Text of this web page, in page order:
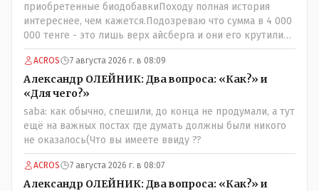
приобретенные биодобавкиПоходу полная история
интереснее, чем кажется.Подозреваю что сумма в 4 000
000 тенге - это лишь верх айсберга и они его крутили
по полной за эти биодобавки.
ACROS 7 августа 2026 г. в 08:09
Александр ОЛЕЙНИК: Два вопроса: «Как?» и
«Для чего?»
saba: как обычно, спешили, до конца не продумали, а тут
ещё на важных постах где думать должны были никого
не оказалось(Что вы имеете ввиду ??
ACROS 7 августа 2026 г. в 08:07
Александр ОЛЕЙНИК: Два вопроса: «Как?» и